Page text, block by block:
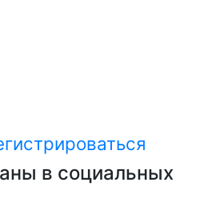
в социальных